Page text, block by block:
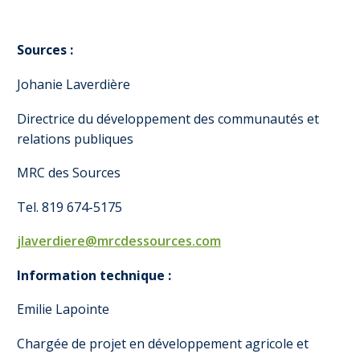
Sources :
Johanie Laverdière
Directrice du développement des communautés et
relations publiques
MRC des Sources
Tel. 819 674-5175
jlaverdiere@mrcdessources.com
Information technique :
Emilie Lapointe
Chargée de projet en développement agricole et